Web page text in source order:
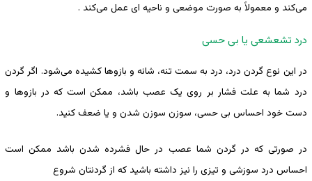
می‌کند و معمولاً به صورت موضعی و ناحیه ای عمل می‌کند .
درد تشعشعی یا بی حسی
در این نوع گردن درد، درد به سمت تنه، شانه و بازوها کشیده می‌شود. اگر گردن
درد شما به علت فشار بر روی یک عصب باشد، ممکن است که در بازوها و
دست خود احساس بی حسی، سوزن سوزن شدن و یا ضعف کنید.
در صورتی که در گردن شما عصب در حال فشرده شدن باشد ممکن است
احساس درد سوزشی و تیزی را نیز داشته باشید که از گردنتان شروع